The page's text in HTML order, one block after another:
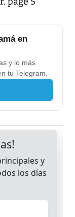
en
y lo más
tu Telegram.